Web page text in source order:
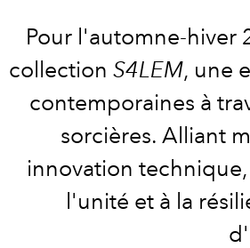
Pour l'automne-hiver
collection S4LEM, une
contemporaines à
sorcières. Alliant
innovation
l'unité et à la